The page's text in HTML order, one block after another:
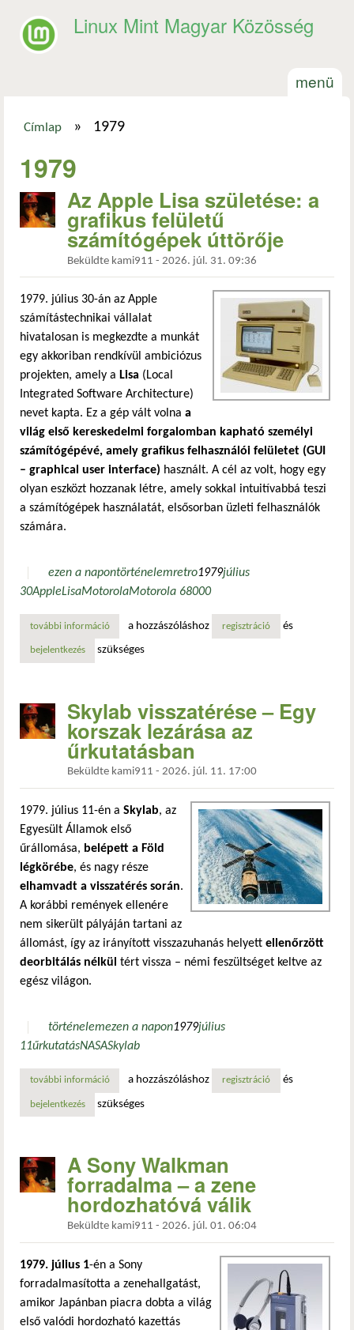
Linux Mint Magyar Közösség
menü
Címlap » 1979
1979
Az Apple Lisa születése: a
grafikus felületű
számítógépek úttörője
Beküldte kami911 - 2026. júl. 31. 09:36
1979. július 30-án az Apple
számítástechnikai vállalat
hivatalosan is megkezdte a munkát
egy akkoriban rendkívül ambiciózus
projekten, amely a Lisa (Local
Integrated Software Architecture)
nevet kapta. Ez a gép vált volna a
világ első kereskedelmi forgalomban kapható személyi
számítógépévé, amely grafikus felhasználói felületet (GUI
– graphical user interface) használt. A cél az volt, hogy egy
olyan eszközt hozzanak létre, amely sokkal intuitívabbá teszi
a számítógépek használatát, elsősorban üzleti felhasználók
számára.
ezen a napontörténelemretro1979július
30AppleLisaMotorolaMotorola 68000
további információaz apple lisa születése: a grafikus felületű számítógépek
a hozzászóláshoz regisztráció és
bejelentkezés szükséges
Skylab visszatérése – Egy
korszak lezárása az
űrkutatásban
Beküldte kami911 - 2026. júl. 11. 17:00
1979. július 11-én a Skylab, az
Egyesült Államok első
űrállomása, belépett a Föld
légkörébe, és nagy része
elhamvadt a visszatérés során.
A korábbi remények ellenére
nem sikerült pályáján tartani az
állomást, így az irányított visszazuhanás helyett ellenőrzött
deorbitálás nélkül tért vissza – némi feszültséget keltve az
egész világon.
történelemezen a napon1979július
11űrkutatásNASASkylab
további információskylab visszatérése – egy korszak lezárása az
a hozzászóláshoz regisztráció és
bejelentkezés szükséges
A Sony Walkman
forradalma – a zene
hordozhatóvá válik
Beküldte kami911 - 2026. júl. 01. 06:04
1979. július 1-én a Sony
forradalmasította a zenehallgatást,
amikor Japánban piacra dobta a világ
első valódi hordozható kazettás